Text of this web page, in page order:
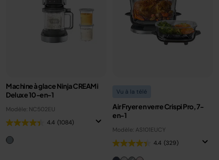
Machine à glace Ninja CREAMi
Deluxe 10-en-1
Modèle: NC502EU
4.4 (1084)
Vu à la télé
Air Fryer en verre Crispi Pro, 7-
en-1
Modèle: AS101EUCY
4.4 (329)